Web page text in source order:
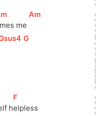
me
[
Am
]
[
G
h
[F
elpless